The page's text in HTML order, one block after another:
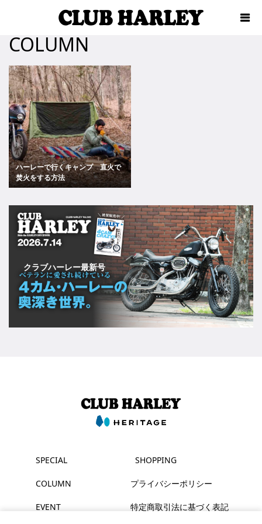
COLUMN
ハーレーで行くキャンプ 直火で
焚火をする方法
クラブハーレー最新号
SPECIAL
COLUMN
EVENT
SHOPPING
プライバシーポリシー
特定商取引法に基づく表記